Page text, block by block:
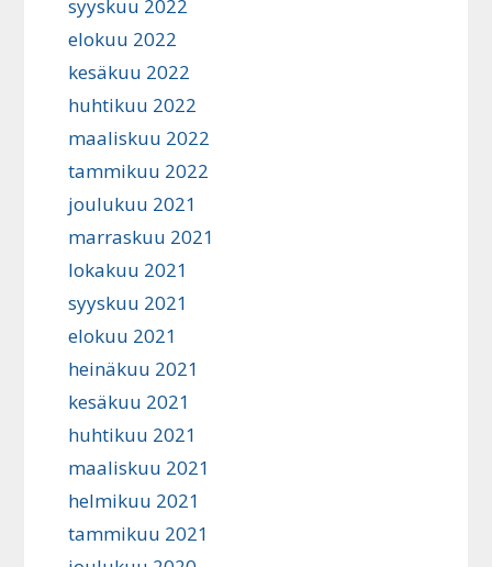
syyskuu 2022
elokuu 2022
kesäkuu 2022
huhtikuu 2022
maaliskuu 2022
tammikuu 2022
joulukuu 2021
marraskuu 2021
lokakuu 2021
syyskuu 2021
elokuu 2021
heinäkuu 2021
kesäkuu 2021
huhtikuu 2021
maaliskuu 2021
helmikuu 2021
tammikuu 2021